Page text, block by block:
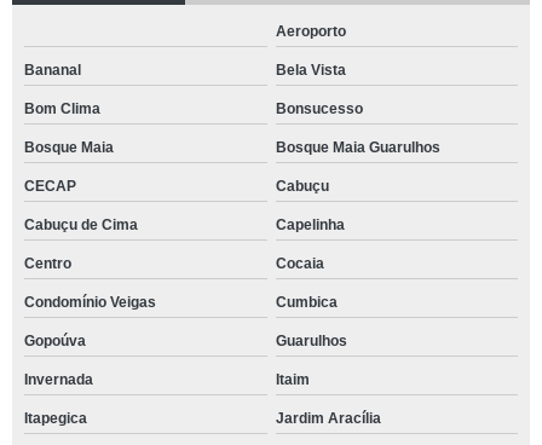
Aeroporto
Bananal Bela Vista
Bom Clima Bonsucesso
Bosque Maia Bosque Maia Guarulhos
CECAP Cabuçu
Cabuçu de Cima Capelinha
Centro Cocaia
Condomínio Veigas Cumbica
Gopoúva Guarulhos
Invernada Itaim
Itapegica Jardim Aracília